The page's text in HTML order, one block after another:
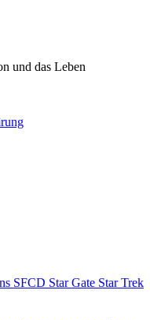
und das Leben
SFCD Star Gate Star Trek